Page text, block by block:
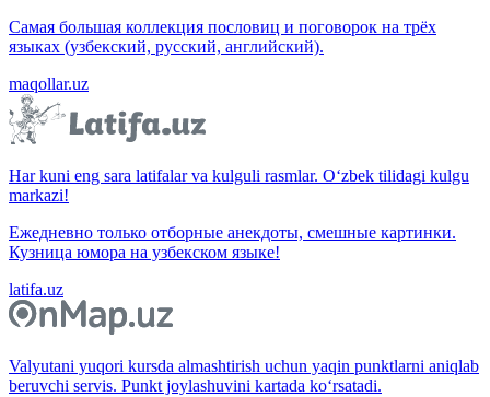
Самая большая коллекция пословиц и поговорок на трёх
языках (узбекский, русский, английский).
maqollar.uz
Har kuni eng sara latifalar va kulguli rasmlar. O‘zbek tilidagi kulgu
markazi!
Ежедневно только отборные анекдоты, смешные картинки.
Кузница юмора на узбекском языке!
latifa.uz
Valyutani yuqori kursda almashtirish uchun yaqin punktlarni aniqlab
beruvchi servis. Punkt joylashuvini kartada ko‘rsatadi.